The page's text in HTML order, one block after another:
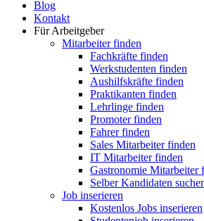
Blog
Kontakt
Für Arbeitgeber
Mitarbeiter finden
Fachkräfte finden
Werkstudenten finden
Aushilfskräfte finden
Praktikanten finden
Lehrlinge finden
Promoter finden
Fahrer finden
Sales Mitarbeiter finden
IT Mitarbeiter finden
Gastronomie Mitarbeiter
Selber Kandidaten
Job inserieren
Kostenlos Jobs inserieren